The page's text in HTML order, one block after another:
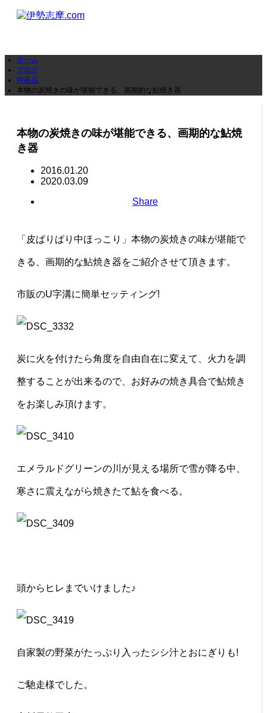
ホーム
ブログ
特産品
本物の炭焼きの味が堪能できる、画期的な鮎焼き器
本物の炭焼きの味が堪能できる、画期的な鮎焼
き器
2016.01.20
2020.03.09
Share
「皮ぱりぱり中ほっこり」本物の炭焼きの味が堪能で
きる、画期的な鮎焼き器をご紹介させて頂きます。
市販のU字溝に簡単セッティング!
炭に火を付けたら角度を自由自在に変えて、火力を調
整することが出来るので、お好みの焼き具合で鮎焼き
をお楽しみ頂けます。
エメラルドグリーンの川が見える場所で雪が降る中、
寒さに震えながら焼きたて鮎を食べる。
頭からヒレまでいけました♪
自家製の野菜がたっぷり入ったシシ汁とおにぎりも!
ご馳走様でした。